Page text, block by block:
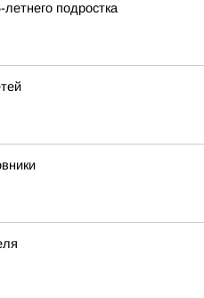
подростка